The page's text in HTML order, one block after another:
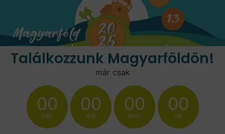
Találkozzunk Magyarföldön!
már csak
00
nap
00
óra
00
perc
00
mp